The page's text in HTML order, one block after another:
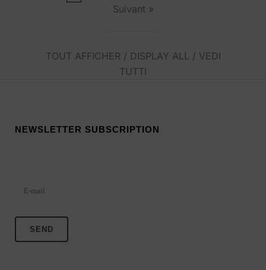
Suivant »
TOUT AFFICHER / DISPLAY ALL / VEDI
TUTTI
NEWSLETTER SUBSCRIPTION